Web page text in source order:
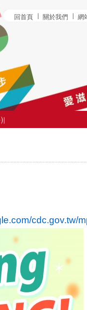
回首頁 關於我們 網
|
cdc.gov.tw/